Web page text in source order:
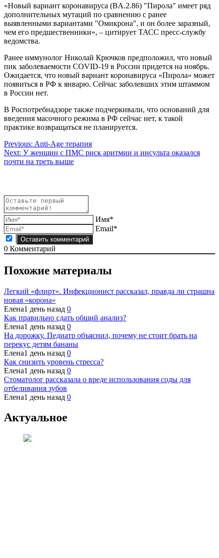
«Новый вариант коронавируса (BA.2.86) "Пирола" имеет ряд
дополнительных мутаций по сравнению с ранее
выявленными вариантами "Омикрона", и он более заразный,
чем его предшественники», – цитирует ТАСС пресс-службу
ведомства.
Ранее иммунолог Николай Крючков предположил, что новый
пик заболеваемости COVID-19 в России придется на ноябрь.
Ожидается, что новый вариант коронавируса «Пирола» может
появиться в РФ к январю. Сейчас заболевших этим штаммом
в России нет.
В Роспотребнадзоре также подчеркивали, что оснований для
введения масочного режима в РФ сейчас нет, к такой
практике возвращаться не планируется.
Навигация
по
Previous: Anti-Age терапия
Next: У женщин с ПМС риск аритмии и инсульта оказался
почти на треть выше
Имя*
Email*
0 Комментарий
Похожие материалы
Легкий «флирт». Инфекционист рассказал, правда ли страшна
новая «корона»
Елена1 день назад 0
Как правильно сдать общий анализ?
Елена1 день назад 0
На дорожку. Педиатр объяснил, почему не стоит брать на
перекус детям бананы
Елена1 день назад 0
Как снизить уровень стресса?
Елена1 день назад 0
Стоматолог рассказала о вреде использования соды для
отбеливания зубов
Елена1 день назад 0
Актуальное